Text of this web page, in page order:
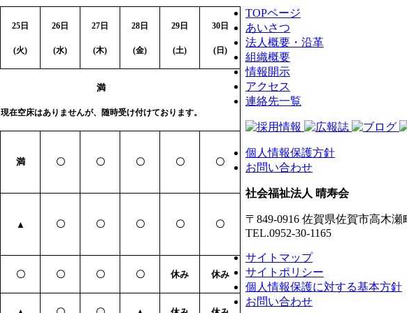
25日
(火)
26日
(水)
27日
(木)
28日
(金)
29日
(土)
30日
(日)
満
現在空床はありませんが、随時受け付けております。
満 〇 〇 〇 〇 〇
▲ 〇 〇 〇 〇 〇
〇 〇 〇 〇 休み 休み
TOPページ
あいさつ
法人概要・沿革
組織概要
情報開示
アクセス
連絡先一覧
個人情報保護方針
お問い合わせ
社会福祉法人 晴寿会
〒849-0916 佐賀県佐賀市高木瀬
TEL.0952-30-1165
サイトマップ
サイトポリシー
個人情報保護に対する基本方針
お問い合わせ